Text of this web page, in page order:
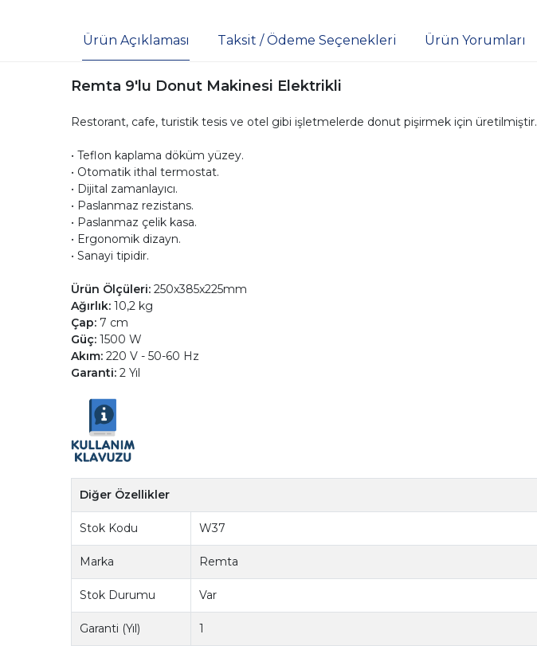
Ürün Açıklaması Taksit / Ödeme Seçenekleri Ürün Yorumları
Remta 9'lu Donut Makinesi Elektrikli
Restorant, cafe, turistik tesis ve otel gibi işletmelerde donut pişirmek için üretilmiştir.
• Teflon kaplama döküm yüzey.
• Otomatik ithal termostat.
• Dijital zamanlayıcı.
• Paslanmaz rezistans.
• Paslanmaz çelik kasa.
• Ergonomik dizayn.
• Sanayi tipidir.
Ürün Ölçüleri:250x385x225mm
Ağırlık:10,2 kg
Çap:7 cm
Güç:1500 W
Akım:220 V - 50-60 Hz
Garanti:2 Yıl
Diğer Özellikler
Stok Kodu W37
Marka Remta
Stok Durumu Var
Garanti (Yıl) 1